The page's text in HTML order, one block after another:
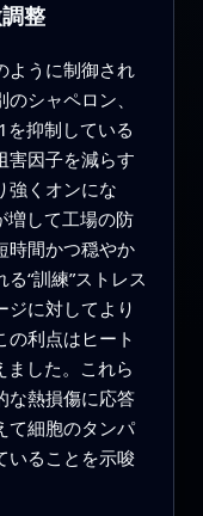
整
ように制御され
シャペロン、
を抑制している
害因子を減らす
強くオンにな
増して工場の防
時間かつ穏やか
“訓練”ストレス
に対してより
の利点はヒート
ました。これら
な熱損傷に応答
て細胞のタンパ
いることを示唆